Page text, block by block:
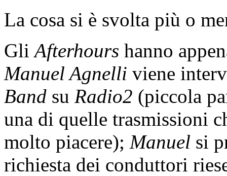
La cosa si è svolta più o
GliAfterhours hanno
Manuel Agnelli viene
Band su Radio2 (piccola
una di quelle trasmissioni
molto piacere); Manuel si
richiesta dei conduttori